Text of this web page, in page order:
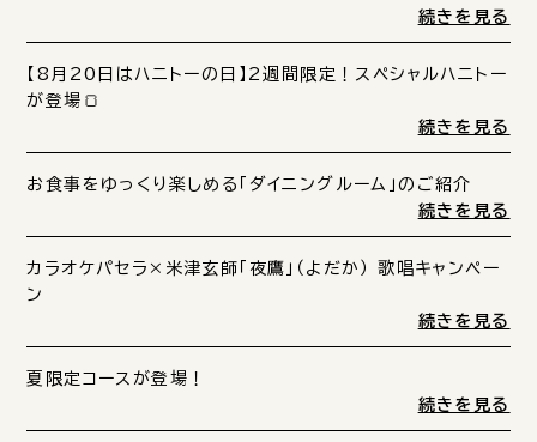
続きを見る
【8月20日はハニトーの日】2週間限定！スペシャルハニトー
が登場🍞
続きを見る
お食事をゆっくり楽しめる「ダイニングルーム」のご紹介
続きを見る
カラオケパセラ×米津玄師「夜鷹」（よだか） 歌唱キャンペー
ン
続きを見る
夏限定コースが登場！
続きを見る